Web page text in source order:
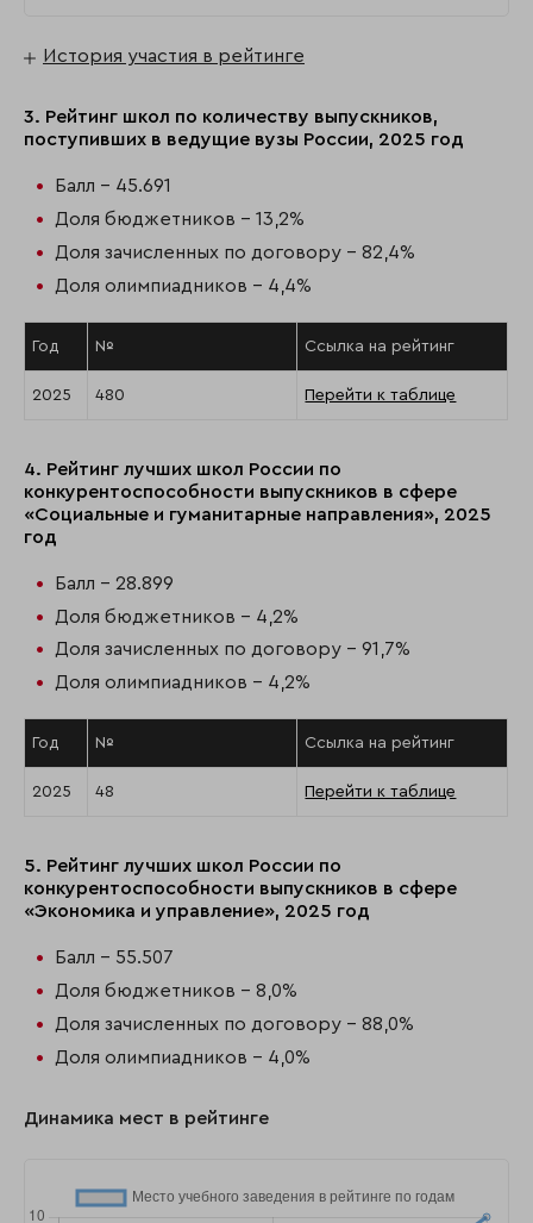
История участия в рейтинге
3. Рейтинг школ по количеству выпускников,
поступивших в ведущие вузы России, 2025 год
Балл - 45.691
Доля бюджетников - 13,2%
Доля зачисленных по договору - 82,4%
Доля олимпиадников - 4,4%
Год № Ссылка на рейтинг
2025 480 Перейти к таблице
4. Рейтинг лучших школ России по
конкурентоспособности выпускников в сфере
«Социальные и гуманитарные направления», 2025
год
Балл - 28.899
Доля бюджетников - 4,2%
Доля зачисленных по договору - 91,7%
Доля олимпиадников - 4,2%
Год № Ссылка на рейтинг
2025 48 Перейти к таблице
5. Рейтинг лучших школ России по
конкурентоспособности выпускников в сфере
«Экономика и управление», 2025 год
Балл - 55.507
Доля бюджетников - 8,0%
Доля зачисленных по договору - 88,0%
Доля олимпиадников - 4,0%
Динамика мест в рейтинге